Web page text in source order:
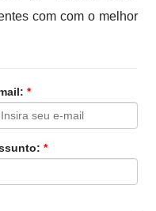
com com o melhor
*
*